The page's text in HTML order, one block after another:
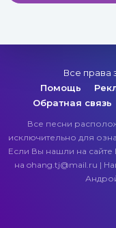
Все права
Помощь
Обратная связь
Все песни
исключительно для
Если Вы нашли на сайте
на ohang.tj@mail.ru |